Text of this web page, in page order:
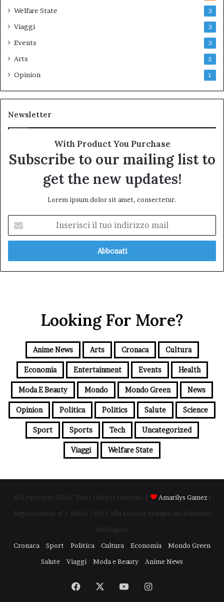
Welfare State 3
Viaggi 3
Events 3
Arts 2
Opinion 1
Newsletter
With Product You Purchase
Subscribe to our mailing list to
get the new updates!
Lorem ipsum dolor sit amet, consectetur.
tuo
mail
Looking For More?
Anime News Arts Cronaca Cultura
Economia Entertainment Events Health
Moda E Beauty Mondo Mondo Green News
Opinion Politica Politics Salute Science
Sport Sports Tech Uncategorized
Viaggi Welfare State
© Copyright 2026, Tutti i diritti riservati | Amarilys Gamez
Registrazione n°1 del 01/2017 alla sezione stampa del tribunale
dell'Aquila.
Cronaca
Sport Politica Cultura Economia
Mondo Green
Salute
Viaggi Moda e Beauty Anime News
Facebook You Instagram